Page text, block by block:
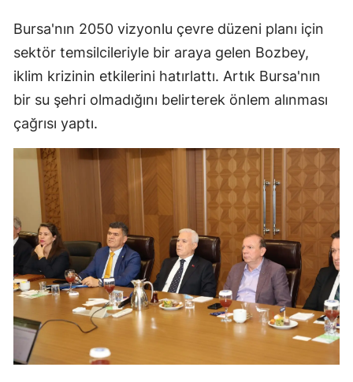
Bursa'nın 2050 vizyonlu çevre düzeni planı için
sektör temsilcileriyle bir araya gelen Bozbey,
iklim krizinin etkilerini hatırlattı. Artık Bursa'nın
bir su şehri olmadığını belirterek önlem alınması
çağrısı yaptı.